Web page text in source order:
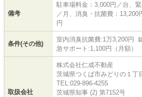
備考
駐車場料金：3,000円／台、
／月、消臭・抗菌費：13,200
円
条件(その他)
室内消臭抗菌費:1万3,200円
急サポート:1,100円（月額）
取扱会社
株式会社仁成不動産
茨城県つくば市みどりの１丁
TEL:029-896-4255
茨城県知事 (2) 第7152号